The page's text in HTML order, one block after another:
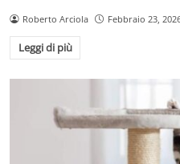
Roberto Arciola Febbraio 23,
Leggi di più